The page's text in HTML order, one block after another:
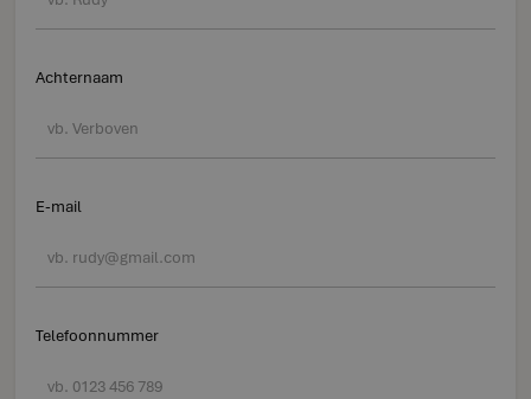
Achternaam
E-mail
Telefoonnummer